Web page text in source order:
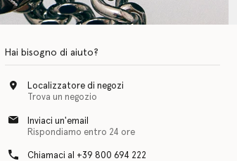
Hai bisogno di aiuto?
Localizzatore di negozi
Trova un negozio
Inviaci un'email
Rispondiamo entro 24 ore
Chiamaci al +39 800 694 222